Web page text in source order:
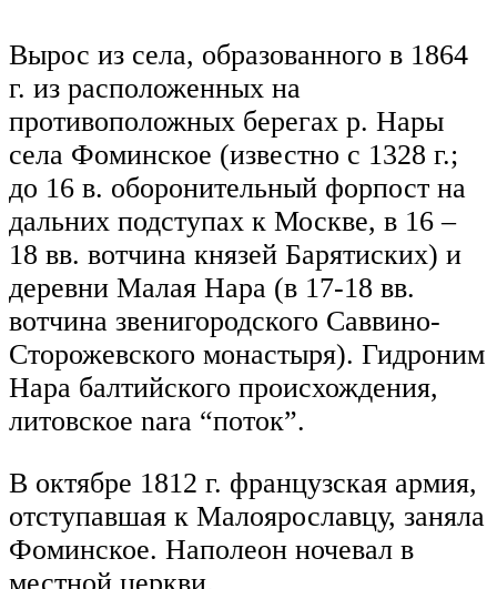
Вырос из села, образованного в 1864
г. из расположенных на
противоположных берегах р. Нары
села Фоминское (известно с 1328 г.;
до 16 в. оборонительный форпост на
дальних подступах к Москве, в 16 –
18 вв. вотчина князей Барятиских) и
деревни Малая Нара (в 17-18 вв.
вотчина звенигородского Саввино-
Сторожевского монастыря). Гидроним
Нара балтийского происхождения,
литовское nara “поток”.
В октябре 1812 г. французская армия,
отступавшая к Малоярославцу, заняла
Фоминское. Наполеон ночевал в